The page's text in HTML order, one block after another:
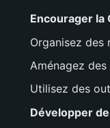
Encourager la
Organisez des
Aménagez
Utilisez des
Développer